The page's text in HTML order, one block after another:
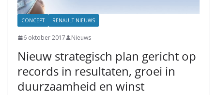
CONCEPT RENAULT NIEUWS
6 oktober 2017 Nieuws
Nieuw strategisch plan gericht op
records in resultaten, groei in
duurzaamheid en winst